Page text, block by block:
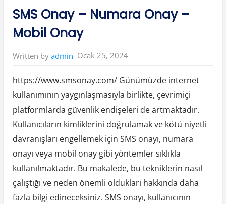
in:
SMS Onay – Numara Onay –
Mobil Onay
Written by admin Ocak 25, 2024
https://www.smsonay.com/ Günümüzde internet
kullanımının yaygınlaşmasıyla birlikte, çevrimiçi
platformlarda güvenlik endişeleri de artmaktadır.
Kullanıcıların kimliklerini doğrulamak ve kötü niyetli
davranışları engellemek için SMS onayı, numara
onayı veya mobil onay gibi yöntemler sıklıkla
kullanılmaktadır. Bu makalede, bu tekniklerin nasıl
çalıştığı ve neden önemli oldukları hakkında daha
fazla bilgi edineceksiniz. SMS onayı, kullanıcının